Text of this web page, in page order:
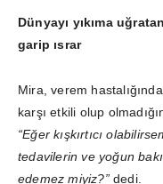
Dünyayı yıkıma
garip ısrar
Mira, verem
karşı etkili olup
“Eğer kışkırtıcı
tedavilerin ve yoğun
edemez miyiz?”dedi.